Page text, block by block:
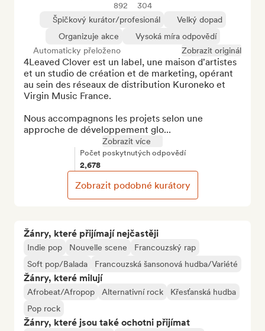
Žánry, které přijímají nejčastěji
Indie pop Nouvelle scene
Francouzský rap
Soft pop/Balada
Francouzská šansonová hudba/Variété
Žánry, které milují
Afrobeat/Afropop Alternativní rock
Křesťanská hudba
Pop rock
Žánry, které jsou také ochotni přijímat
892
304
Špičkový kurátor/profesionál
Velký dopad
Organizuje akce
Vysoká míra odpovědí
Automaticky přeloženo
Zobrazit originál
4Leaved Clover est un label, une maison d'artistes
et un studio de création et de marketing, opérant
au sein des réseaux de distribution Kuroneko et
Virgin Music France.
Nous accompagnons les projets selon une
approche de développement glo...
Zobrazit více
Počet poskytnutých odpovědí
2,678
Zobrazit podobné kurátory